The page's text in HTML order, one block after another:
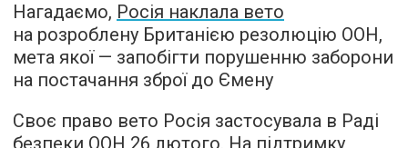
Нагадаємо, Росія наклала вето
на розроблену Британією резолюцію ООН,
мета якої — запобігти порушенню заборони
на постачання зброї до Ємену
Своє право вето Росія застосувала в Раді
безпеки ООН 26 лютого. На підтримку